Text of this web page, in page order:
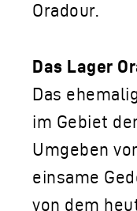
Oradour.
Das Lager
Das
im Gebiet
Umgeben
einsame
von dem